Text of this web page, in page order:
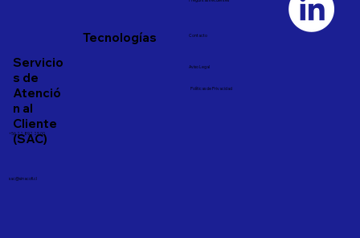
+56 22 892 25 00
Servicio
s de
Atenció
n al
Cliente
(SAC)
sac@sinacofi.cl
Tecnologías Contacto
Aviso Legal
Políticas de Privacidad